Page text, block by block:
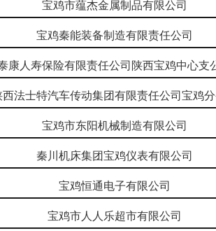
宝鸡市蕴杰金属制品有限公司
宝鸡秦能装备制造有限责任公司
康人寿保险有限责任公司陕西宝鸡中心支
西法士特汽车传动集团有限责任公司宝鸡
宝鸡市东阳机械制造有限公司
秦川机床集团宝鸡仪表有限公司
宝鸡恒通电子有限公司
宝鸡市人人乐超市有限公司